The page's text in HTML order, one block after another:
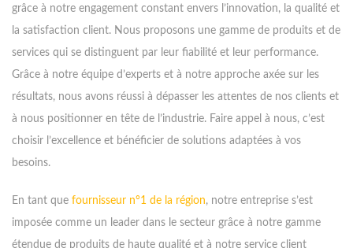
grâce à notre engagement constant envers l’innovation, la qualité et
la satisfaction client. Nous proposons une gamme de produits et de
services qui se distinguent par leur fiabilité et leur performance.
Grâce à notre équipe d’experts et à notre approche axée sur les
résultats, nous avons réussi à dépasser les attentes de nos clients et
à nous positionner en tête de l’industrie. Faire appel à nous, c’est
choisir l’excellence et bénéficier de solutions adaptées à vos
besoins.
En tant que fournisseur n°1 de la région, notre entreprise s’est
imposée comme un leader dans le secteur grâce à notre gamme
étendue de produits de haute qualité et à notre service client